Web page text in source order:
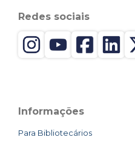
Redes sociais
Informações
Para Bibliotecários